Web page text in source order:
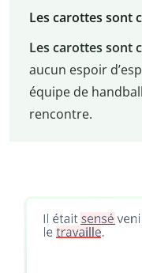
Les carottes sont
Les carottes sont
aucun espoir
équipe de
rencontre.